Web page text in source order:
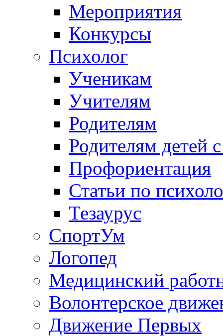
Мероприятия
Конкурсы
Психолог
Ученикам
Учителям
Родителям
Родителям детей
Профориентация
Статьи по
Тезаурус
СпортУм
Логопед
Медицинский
Волонтерское
Движение Первых